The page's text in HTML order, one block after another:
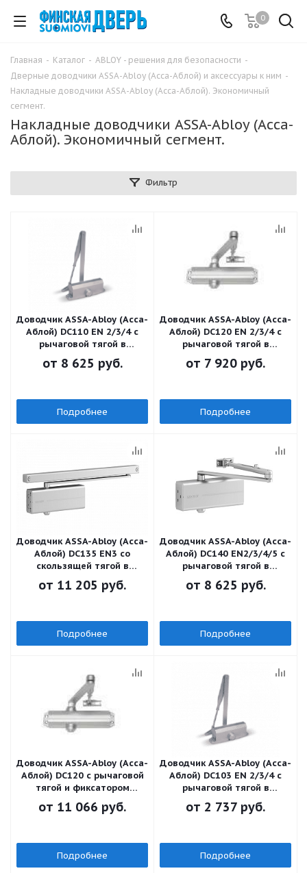
0
Главная - Каталог - ABLOY - решения для безопасности -
Дверные доводчики ASSA-Abloy (Асса-Аблой) и аксессуары к ним -
Накладные доводчики ASSA-Abloy (Асса-Аблой). Экономичный
сегмент.
Накладные доводчики ASSA-Abloy (Асса-
Аблой). Экономичный сегмент.
Фильтр
Доводчик ASSA-Abloy (Асса-
Аблой) DC110 EN 2/3/4 с
рычаговой тягой в
комплекте
от 8 625 руб.
Подробнее
Доводчик ASSA-Abloy (Асса-
Аблой) DC120 EN 2/3/4 с
рычаговой тягой в
комплекте
от 7 920 руб.
Подробнее
Доводчик ASSA-Abloy (Асса-
Аблой) DC135 EN3 со
скользящей тягой в
комплекте
от 11 205 руб.
Подробнее
Доводчик ASSA-Abloy (Асса-
Аблой) DC140 EN2/3/4/5 с
рычаговой тягой в
комплекте
от 8 625 руб.
Подробнее
Доводчик ASSA-Abloy (Асса-
Аблой) DC120 с рычаговой
тягой и фиксатором
открытого положения
(ФОП)
от 11 066 руб.
Подробнее
Доводчик ASSA-Abloy (Асса-
Аблой) DC103 EN 2/3/4 с
рычаговой тягой в
комплекте
от 2 737 руб.
Подробнее